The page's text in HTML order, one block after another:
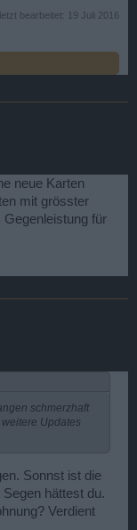
bearbeitet: 19 Juli 2016
neue Karten
mit grösster
für
schmerzhaft
Updates
Sonnst ist die
hättest du.
Verdient